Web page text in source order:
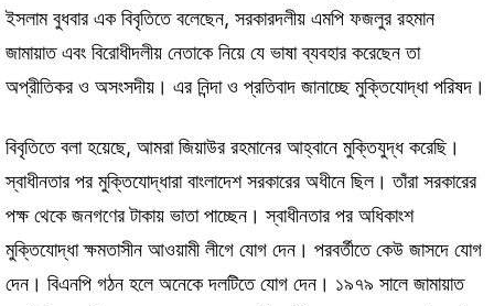
ইসলাম বুধবার এক বিবৃতিতে বলেছেন, সরকারদলীয় এমপি ফজলুর রহমান
জামায়াত এবং বিরোধীদলীয় নেতাকে নিয়ে যে ভাষা ব্যবহার করেছেন তা
অপ্রীতিকর ও অসংসদীয়। এর নিন্দা ও প্রতিবাদ জানাচ্ছে মুক্তিযোদ্ধা পরিষদ।
বিবৃতিতে বলা হয়েছে, আমরা জিয়াউর রহমানের আহ্বানে মুক্তিযুদ্ধ করেছি।
স্বাধীনতার পর মুক্তিযোদ্ধারা বাংলাদেশ সরকারের অধীনে ছিল। তাঁরা সরকারের
পক্ষ থেকে জনগণের টাকায় ভাতা পাচ্ছেন। স্বাধীনতার পর অধিকাংশ
মুক্তিযোদ্ধা ক্ষমতাসীন আওয়ামী লীগে যোগ দেন। পরবর্তীতে কেউ জাসদে যোগ
দেন। বিএনপি গঠন হলে অনেকে দলটিতে যোগ দেন। ১৯৭৯ সালে জামায়াত